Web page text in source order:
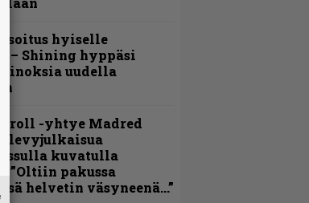
hyiselle
– Shining hyppäsi
uudella
roll -yhtye Madred
levyjulkaisua
kuvatulla
”Oltiin pakussa
helvetin väsyneenä…”